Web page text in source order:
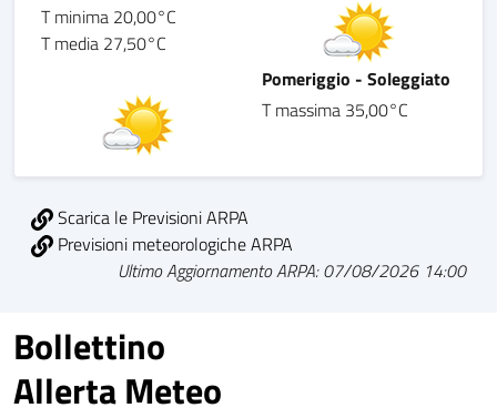
T minima 20,00°C
T media 27,50°C
Pomeriggio - Soleggiato
T massima 35,00°C
Scarica le Previsioni ARPA
Previsioni meteorologiche ARPA
Ultimo Aggiornamento ARPA: 07/08/2026 14:00
Bollettino
Allerta Meteo